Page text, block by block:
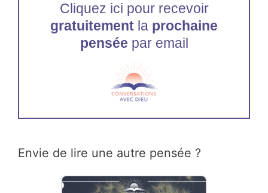
Cliquez ici pour recevoir
gratuitement la prochaine
pensée par email
Envie de lire une autre pensée ?